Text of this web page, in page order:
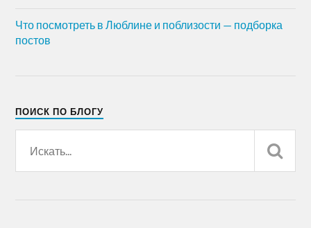
Что посмотреть в Люблине и поблизости — подборка
постов
ПОИСК ПО БЛОГУ